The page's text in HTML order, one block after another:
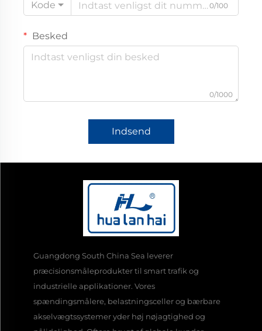
Kode
0/100
Besked
0/1000
Indsend
Guangdong South China Sea leverer
præcisionsmåleprodukter til smart trafik og
industrielle applikationer. Vores
spændingsmålere, belastningsceller og bærbare
akselvægtssystemer yder høj nøjagtighed og